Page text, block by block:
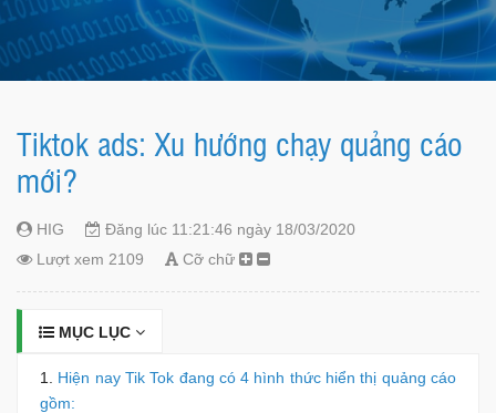
Tiktok ads: Xu hướng chạy quảng cáo
mới?
HIG
Đăng lúc 11:21:46 ngày 18/03/2020
Lượt xem 2109
Cỡ chữ
MỤC LỤC
Hiện nay Tik Tok đang có 4 hình thức hiển thị quảng cáo
gồm: